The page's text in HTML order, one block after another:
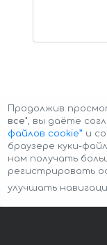
Авторские
Продолжив
все", вы даёте
файлов cookie” и
браузере куки-
нам получать
регистрировать
улучшать